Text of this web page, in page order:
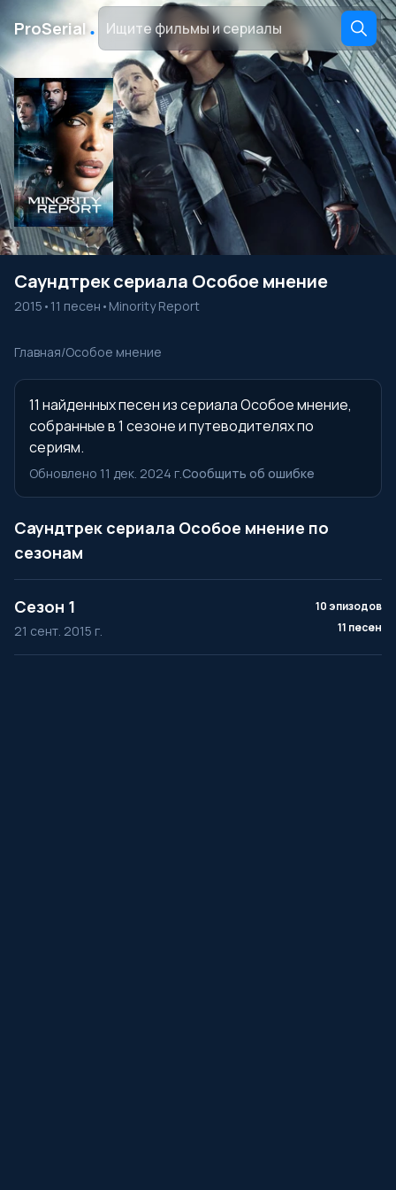
ProSerial ․
Саундтрек сериала Особое мнение
2015 • 11 песен • Minority Report
Главная/Особое мнение
11 найденных песен из сериала Особое мнение,
собранные в 1 сезоне и путеводителях по
сериям.
Обновлено 11 дек. 2024 г.Сообщить об ошибке
Саундтрек сериала Особое мнение по
сезонам
Сезон 1
21 сент. 2015 г.
10 эпизодов
11 песен